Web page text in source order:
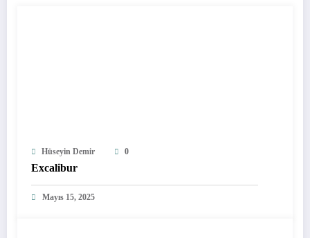
Hüseyin Demir 0
Excalibur
Mayıs 15, 2025